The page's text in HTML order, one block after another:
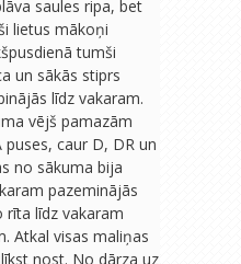
saules ripa, bet
lietus mākoņi
tumši
un sākās stiprs
līdz vakaram.
vējš pamazām
puses, caur D, DR un
no sākuma bija
pazeminājās
rīta līdz vakaram
Atkal visas maliņas
nost. No dārza uz